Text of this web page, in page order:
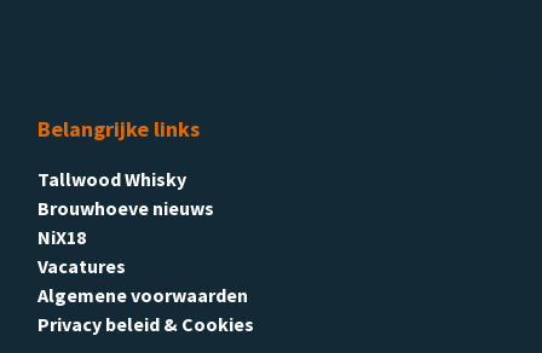
Belangrijke links
Tallwood Whisky
Brouwhoeve nieuws
NiX18
Vacatures
Algemene voorwaarden
Privacy beleid & Cookies